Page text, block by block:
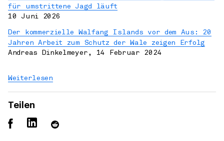
für umstrittene Jagd läuft
10 Juni 2026
Der kommerzielle Walfang Islands vor dem Aus: 20
Jahren Arbeit zum Schutz der Wale zeigen Erfolg
Andreas Dinkelmeyer , 14 Februar 2024
Weiterlesen
Teilen